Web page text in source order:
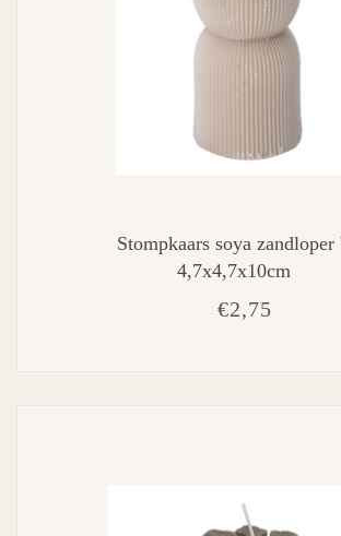
Stompkaars soya zandloper
4,7x4,7x10cm
€2,75